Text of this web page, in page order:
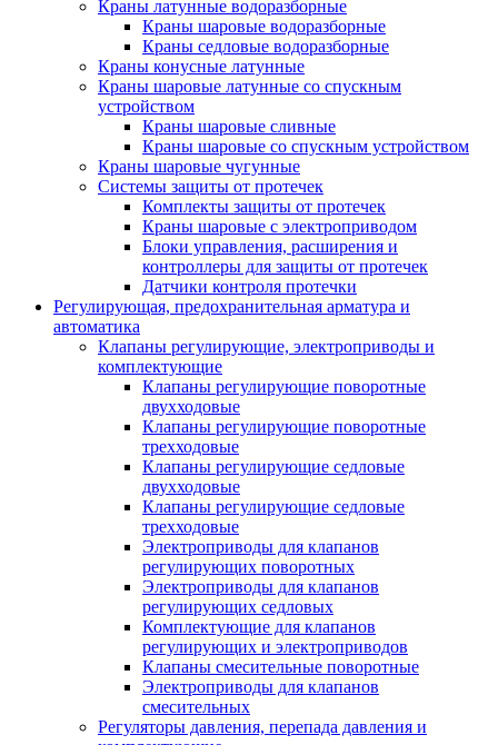
Краны латунные водоразборные
Краны шаровые водоразборные
Краны седловые водоразборные
Краны конусные латунные
Краны шаровые латунные со спускным
устройством
Краны шаровые сливные
Краны шаровые со спускным устройством
Краны шаровые чугунные
Системы защиты от протечек
Комплекты защиты от протечек
Краны шаровые с электроприводом
Блоки управления, расширения и
контроллеры для защиты от протечек
Датчики контроля протечки
Регулирующая, предохранительная арматура и
автоматика
Клапаны регулирующие, электроприводы и
комплектующие
Клапаны регулирующие поворотные
двухходовые
Клапаны регулирующие поворотные
трехходовые
Клапаны регулирующие седловые
двухходовые
Клапаны регулирующие седловые
трехходовые
Электроприводы для клапанов
регулирующих поворотных
Электроприводы для клапанов
регулирующих седловых
Комплектующие для клапанов
регулирующих и электроприводов
Клапаны смесительные поворотные
Электроприводы для клапанов
смесительных
Регуляторы давления, перепада давления и